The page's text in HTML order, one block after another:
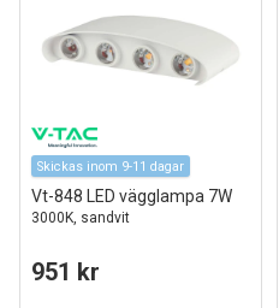
Skickas inom 9-11 dagar
Vt-848 LED vägglampa 7W
3000K, sandvit
951 kr